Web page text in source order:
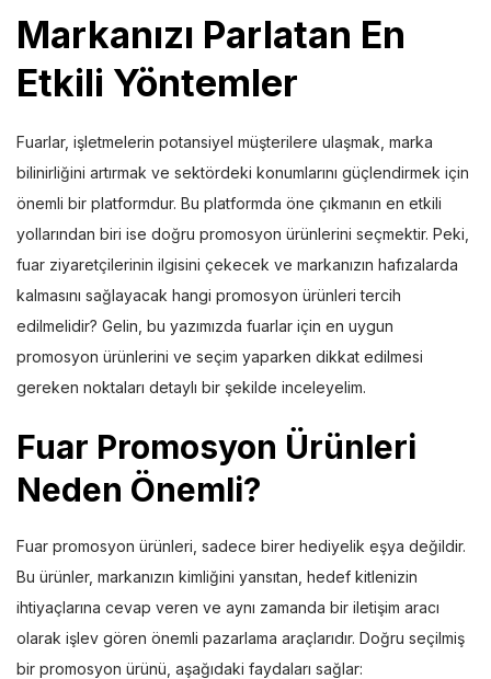
Markanızı Parlatan En
Etkili Yöntemler
Fuarlar, işletmelerin potansiyel müşterilere ulaşmak, marka
bilinirliğini artırmak ve sektördeki konumlarını güçlendirmek için
önemli bir platformdur. Bu platformda öne çıkmanın en etkili
yollarından biri ise doğru promosyon ürünlerini seçmektir. Peki,
fuar ziyaretçilerinin ilgisini çekecek ve markanızın hafızalarda
kalmasını sağlayacak hangi promosyon ürünleri tercih
edilmelidir? Gelin, bu yazımızda fuarlar için en uygun
promosyon ürünlerini ve seçim yaparken dikkat edilmesi
gereken noktaları detaylı bir şekilde inceleyelim.
Fuar Promosyon Ürünleri
Neden Önemli?
Fuar promosyon ürünleri, sadece birer hediyelik eşya değildir.
Bu ürünler, markanızın kimliğini yansıtan, hedef kitlenizin
ihtiyaçlarına cevap veren ve aynı zamanda bir iletişim aracı
olarak işlev gören önemli pazarlama araçlarıdır. Doğru seçilmiş
bir promosyon ürünü, aşağıdaki faydaları sağlar: